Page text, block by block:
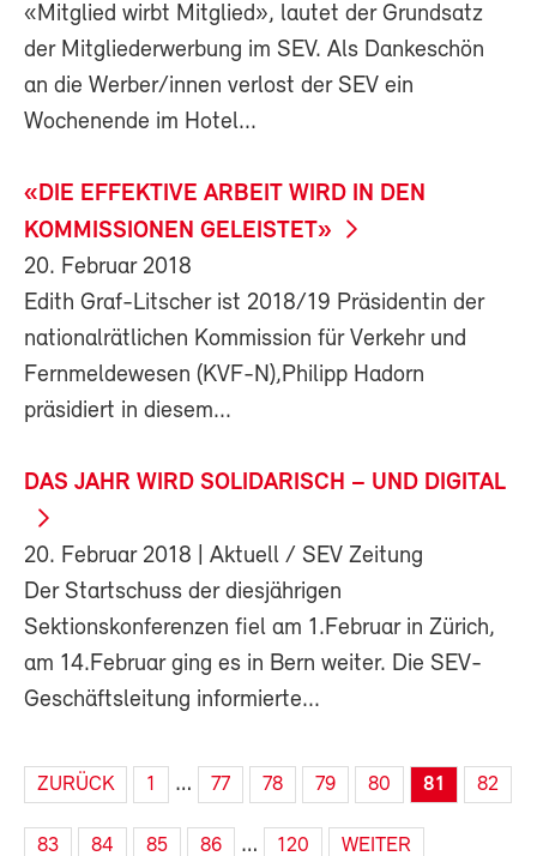
«Mitglied wirbt Mitglied», lautet der Grundsatz
der Mitgliederwerbung im SEV. Als Dankeschön
an die Werber/innen verlost der SEV ein
Wochenende im Hotel...
«DIE EFFEKTIVE ARBEIT WIRD IN DEN
KOMMISSIONEN GELEISTET»
20. Februar 2018
Edith Graf-Litscher ist 2018/19 Präsidentin der
nationalrätlichen Kommission für Verkehr und
Fernmeldewesen (KVF-N),Philipp Hadorn
präsidiert in diesem...
DAS JAHR WIRD SOLIDARISCH – UND DIGITAL
20. Februar 2018 | Aktuell / SEV Zeitung
Der Startschuss der diesjährigen
Sektionskonferenzen fiel am 1.Februar in Zürich,
am 14.Februar ging es in Bern weiter. Die SEV-
Geschäftsleitung informierte...
ZURÜCK 1 … 77 78 79 80 81 82
83 84 85 86 … 120 WEITER